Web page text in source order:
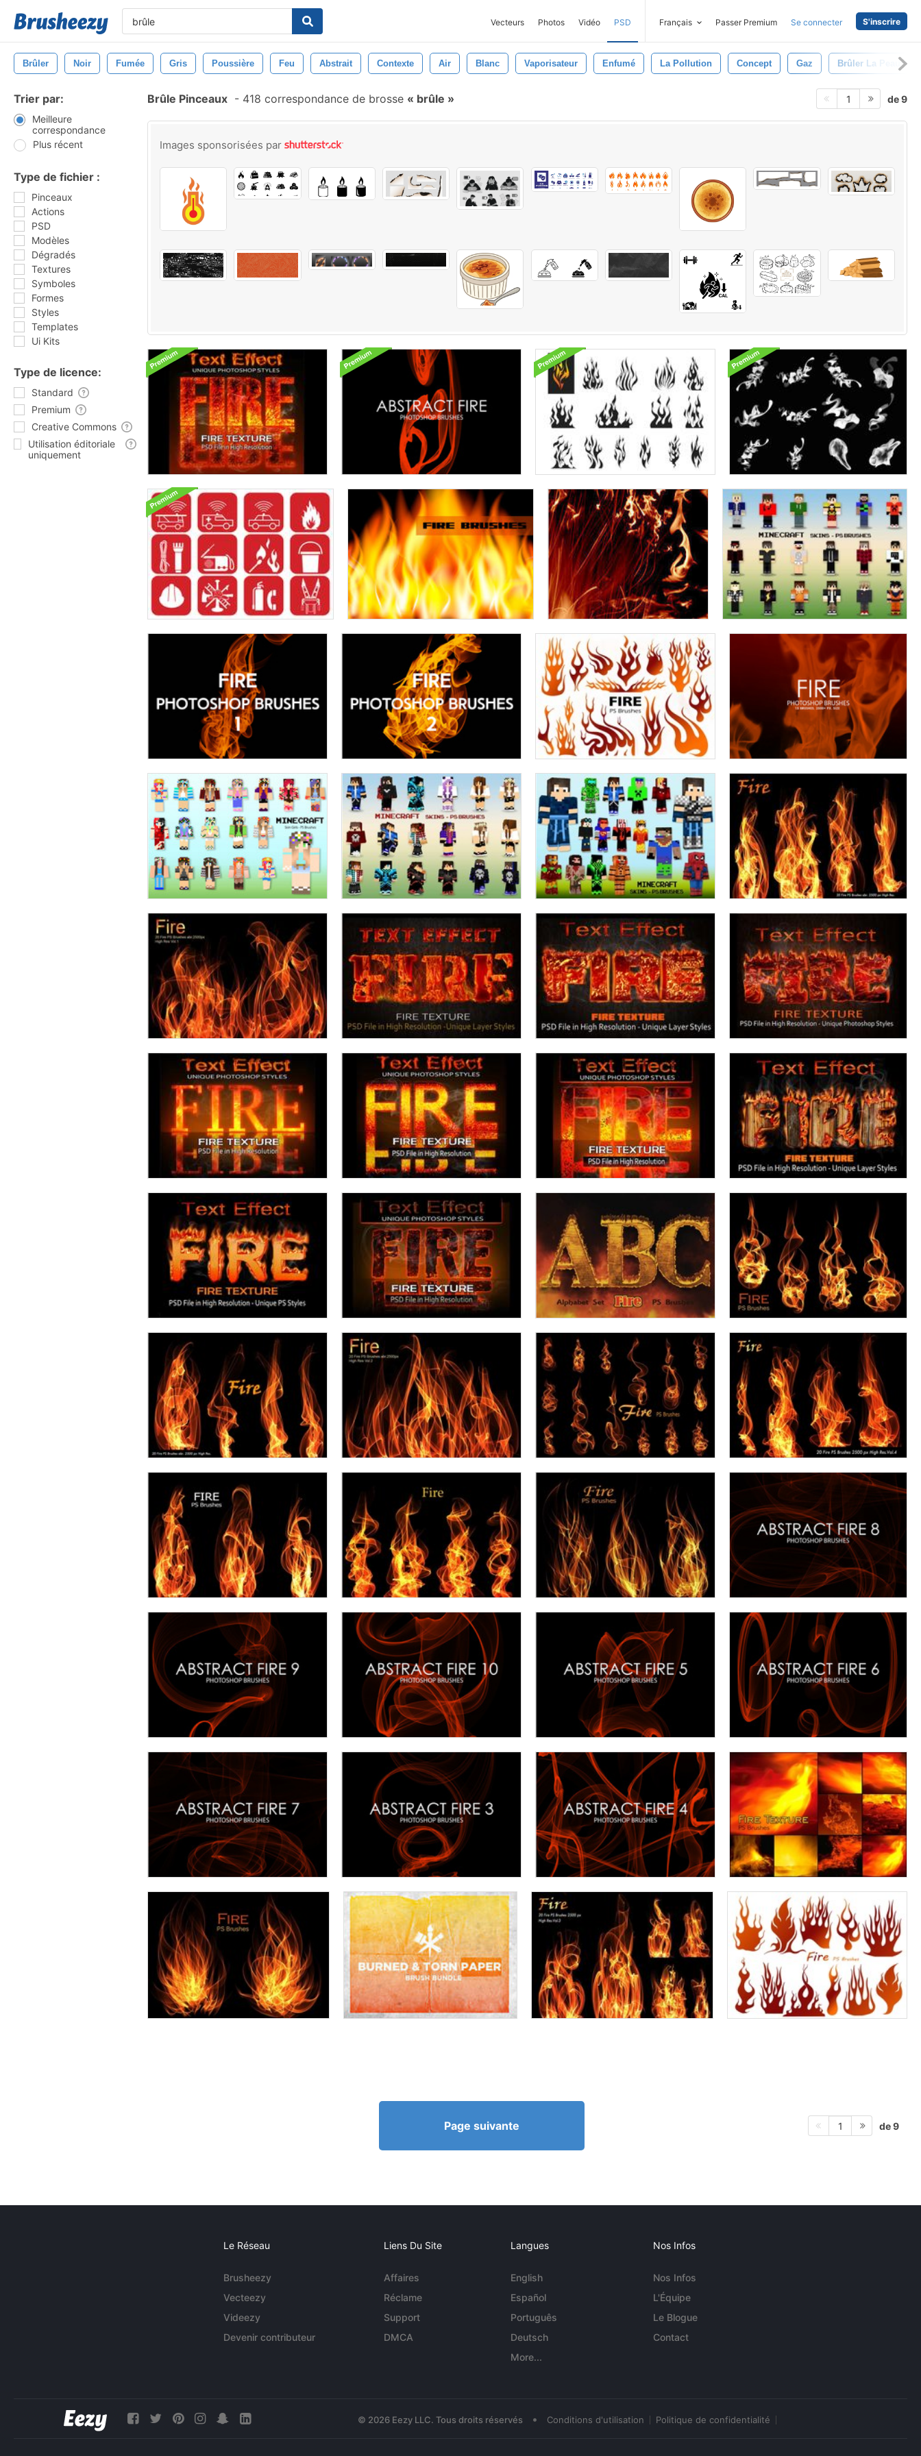
Vecteurs Photos Vidéo PSD Français Passer Premium Se connecter S'inscrire
Brûler Noir Fumée Gris Poussière Feu Abstrait Contexte Air Blanc Vaporisateur Enfumé La Pollution Concept Gaz Brûler La Peau
Trier par:
Meilleure
correspondance
Plus récent
Type de fichier :
Pinceaux
Actions
PSD
Modèles
Dégradés
Textures
Symboles
Formes
Styles
Templates
Ui Kits
Type de licence:
Standard
Premium
Creative Commons
Utilisation éditoriale
uniquement
Brûle Pinceaux - 418 correspondance de brosse brûle 1 de 9
Images sponsorisées par
Page suivante 1 de 9
Le Réseau
Brusheezy
Vecteezy
Videezy
Devenir contributeur
Liens Du Site
Affaires
Réclame
Support
DMCA
Langues
English
Español
Português
Deutsch
More...
Nos Infos
Nos Infos
L'Équipe
Le Blogue
Contact
© 2026 Eezy LLC. Tous droits réservés • Conditions d'utilisation Politique de confidentialité